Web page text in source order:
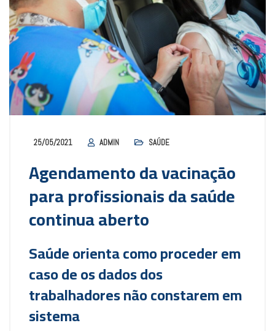
25/05/2021 ADMIN SAÚDE
Agendamento da vacinação
para profissionais da saúde
continua aberto
Saúde orienta como proceder em
caso de os dados dos
trabalhadores não constarem em
sistema